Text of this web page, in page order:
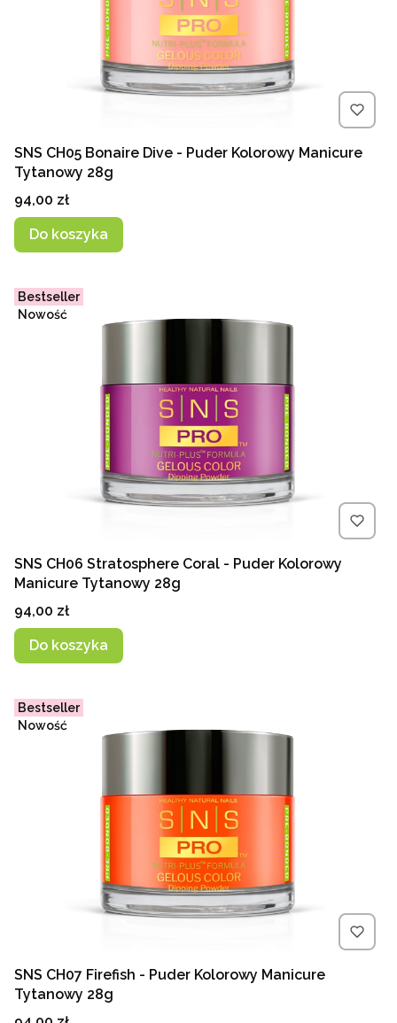
SNS CH05 Bonaire Dive - Puder Kolorowy Manicure
Tytanowy 28g
Cena
94,00 zł
Do koszyka
Bestseller
Nowość
SNS CH06 Stratosphere Coral - Puder Kolorowy
Manicure Tytanowy 28g
Cena
94,00 zł
Do koszyka
Bestseller
Nowość
SNS CH07 Firefish - Puder Kolorowy Manicure
Tytanowy 28g